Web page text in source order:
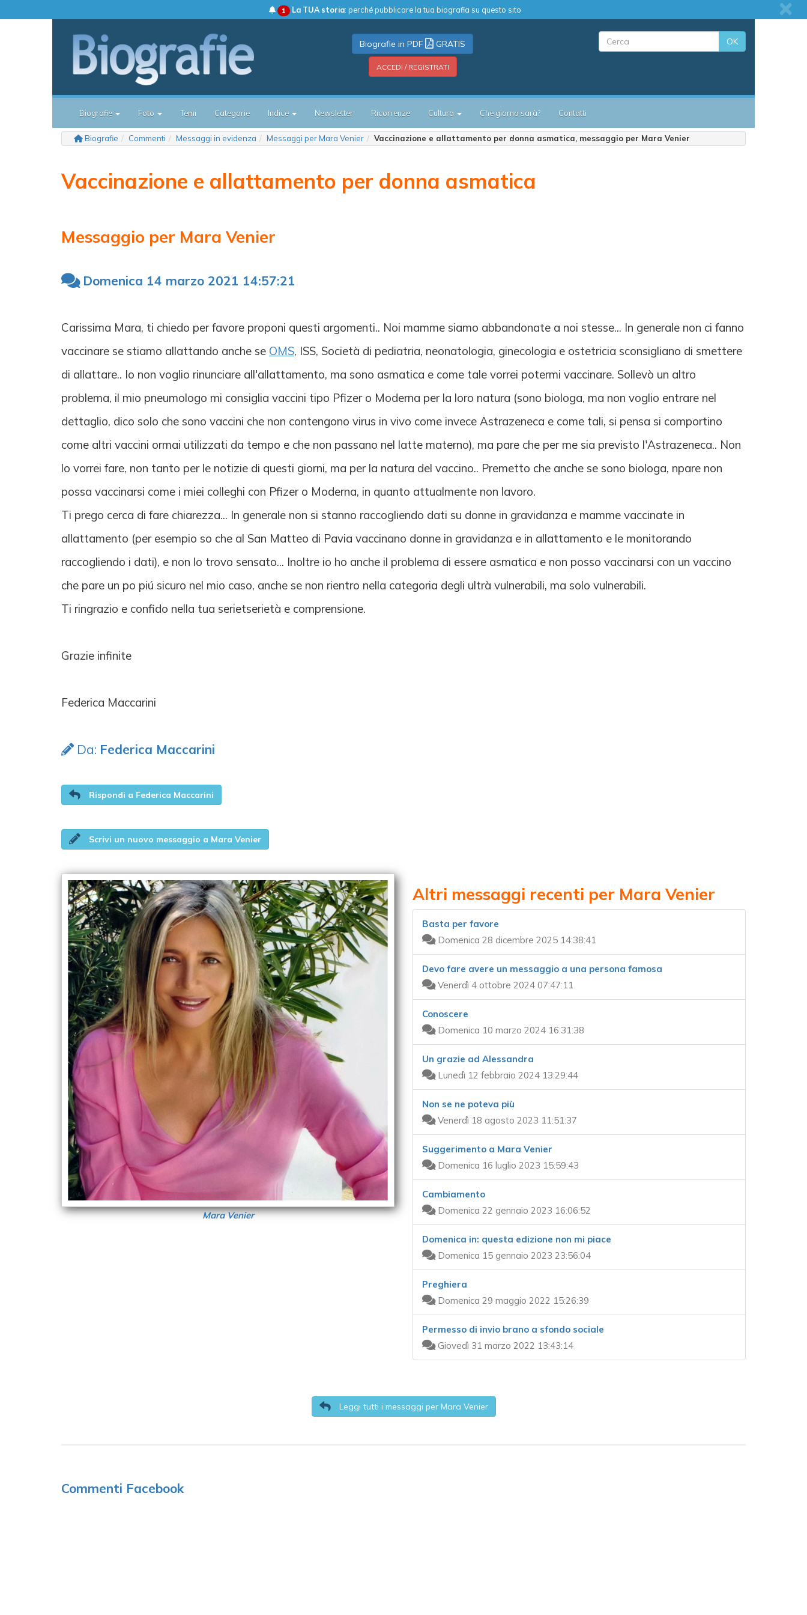
1 La TUA storia: perché pubblicare la tua biografia su questo sito
Biografie in PDF GRATIS
ACCEDI / REGISTRATI
OK
Biografie Foto Temi Categorie Indice Newsletter Ricorrenze Cultura Che giorno sarà? Contatti
Biografie Commenti Messaggi in evidenza Messaggi per Mara Venier Vaccinazione e allattamento per donna asmatica, messaggio per Mara Venier
Vaccinazione e allattamento per donna asmatica
Messaggio per Mara Venier
Domenica 14 marzo 2021 14:57:21
Carissima Mara, ti chiedo per favore proponi questi argomenti.. Noi mamme siamo abbandonate a noi stesse... In generale non ci fanno
vaccinare se stiamo allattando anche se OMS, ISS, Società di pediatria, neonatologia, ginecologia e ostetricia sconsigliano di smettere
di allattare.. Io non voglio rinunciare all'allattamento, ma sono asmatica e come tale vorrei potermi vaccinare. Sollevò un altro
problema, il mio pneumologo mi consiglia vaccini tipo Pfizer o Moderna per la loro natura (sono biologa, ma non voglio entrare nel
dettaglio, dico solo che sono vaccini che non contengono virus in vivo come invece Astrazeneca e come tali, si pensa si comportino
come altri vaccini ormai utilizzati da tempo e che non passano nel latte materno), ma pare che per me sia previsto l'Astrazeneca.. Non
lo vorrei fare, non tanto per le notizie di questi giorni, ma per la natura del vaccino.. Premetto che anche se sono biologa, npare non
possa vaccinarsi come i miei colleghi con Pfizer o Moderna, in quanto attualmente non lavoro.
Ti prego cerca di fare chiarezza... In generale non si stanno raccogliendo dati su donne in gravidanza e mamme vaccinate in
allattamento (per esempio so che al San Matteo di Pavia vaccinano donne in gravidanza e in allattamento e le monitorando
raccogliendo i dati), e non lo trovo sensato... Inoltre io ho anche il problema di essere asmatica e non posso vaccinarsi con un vaccino
che pare un po piú sicuro nel mio caso, anche se non rientro nella categoria degli ultrà vulnerabili, ma solo vulnerabili.
Ti ringrazio e confido nella tua serietserietà e comprensione.
Grazie infinite
Federica Maccarini
Da: Federica Maccarini
Rispondi a Federica Maccarini
Scrivi un nuovo messaggio a Mara Venier
Mara Venier
Altri messaggi recenti per Mara Venier
Basta per favore
Domenica 28 dicembre 2025 14:38:41
Devo fare avere un messaggio a una persona famosa
Venerdì 4 ottobre 2024 07:47:11
Conoscere
Domenica 10 marzo 2024 16:31:38
Un grazie ad Alessandra
Lunedì 12 febbraio 2024 13:29:44
Non se ne poteva più
Venerdì 18 agosto 2023 11:51:37
Suggerimento a Mara Venier
Domenica 16 luglio 2023 15:59:43
Cambiamento
Domenica 22 gennaio 2023 16:06:52
Domenica in: questa edizione non mi piace
Domenica 15 gennaio 2023 23:56:04
Preghiera
Domenica 29 maggio 2022 15:26:39
Permesso di invio brano a sfondo sociale
Giovedì 31 marzo 2022 13:43:14
Leggi tutti i messaggi per Mara Venier
Commenti Facebook